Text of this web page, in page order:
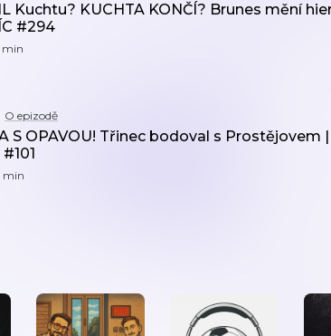
Kuchtu? KUCHTA KONČÍ? Brunes mění
#294
min
O epizodě
S OPAVOU! Třinec bodoval s Prostějovem |
min